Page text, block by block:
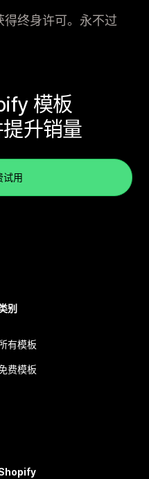
终身许可。永不过
模板
升销量
试用
别
有模板
费模板